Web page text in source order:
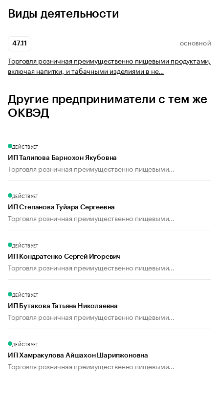
Виды деятельности
47.11 ОСНОВНОЙ
Торговля розничная преимущественно пищевыми продуктами,
включая напитки, и табачными изделиями в не…
Другие предприниматели с тем же
ОКВЭД
ДЕЙСТВУЕТ
ИП Талипова Барнохон Якубовна
Торговля розничная преимущественно пищевыми...
ДЕЙСТВУЕТ
ИП Степанова Туйара Сергеевна
Торговля розничная преимущественно пищевыми...
ДЕЙСТВУЕТ
ИП Кондратенко Сергей Игоревич
Торговля розничная преимущественно пищевыми...
ДЕЙСТВУЕТ
ИП Бутакова Татьяна Николаевна
Торговля розничная преимущественно пищевыми...
ДЕЙСТВУЕТ
ИП Хамракулова Айшахон Шарипжоновна
Торговля розничная преимущественно пищевыми...